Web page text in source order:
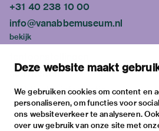
Deze website maakt
We gebruiken cookies om content en
personaliseren, om functies voor
ons websiteverkeer te analyseren.
over uw gebruik van onze site met
+31 40 238 10 00
info@vanabbemuseum.nl
bekijk
activiteiten
praktische informatie
over
het museum